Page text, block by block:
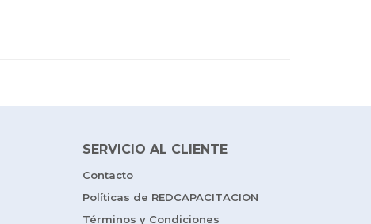
SERVICIO AL CLIENTE
Contacto
Políticas de REDCAPACITACION
Términos y Condiciones